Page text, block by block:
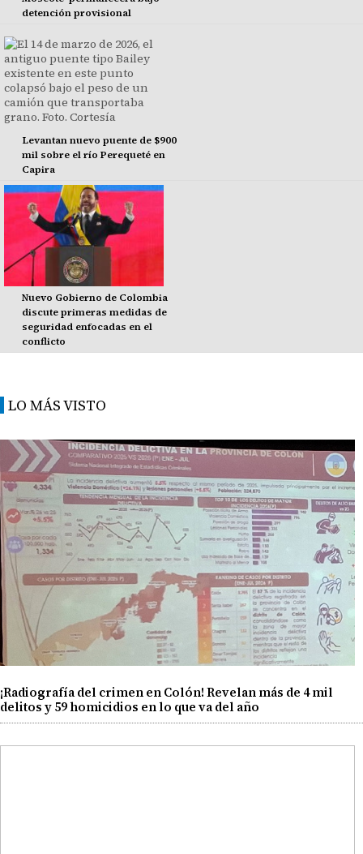
detención provisional
Levantan nuevo puente de $900
mil sobre el río Perequeté en
Capira
Nuevo Gobierno de Colombia
discute primeras medidas de
seguridad enfocadas en el
conflicto
LO MÁS VISTO
¡Radiografía del crimen en Colón! Revelan más de 4 mil
delitos y 59 homicidios en lo que va del año